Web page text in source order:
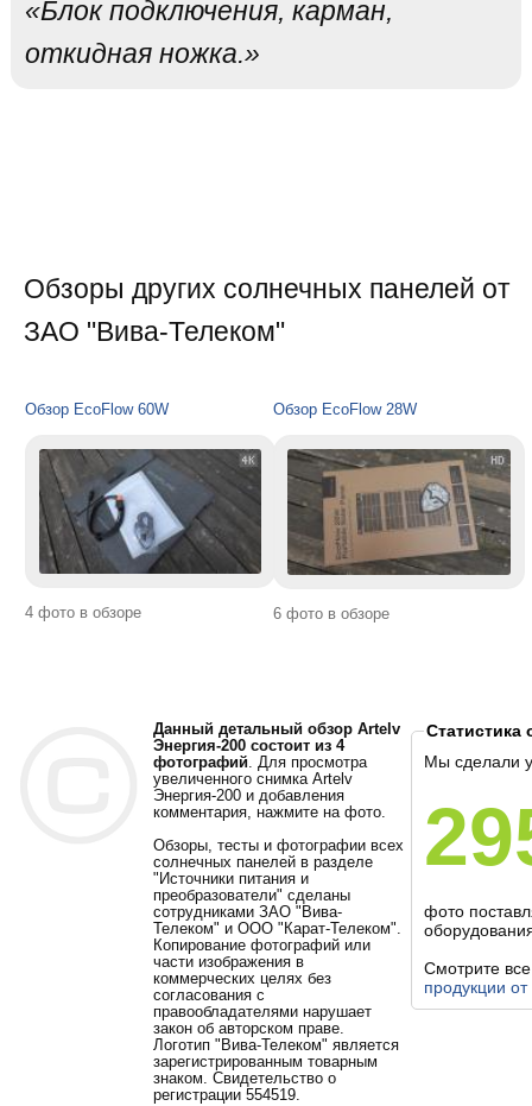
«Блок подключения, карман,
откидная ножка.»
Обзоры других солнечных панелей от
ЗАО "Вива-Телеком"
Обзор EcoFlow 60W
4 фото в обзоре
Обзор EcoFlow 28W
6 фото в обзоре
Данный детальный обзор Artelv
Энергия-200 состоит из 4
фотографий. Для просмотра
увеличенного снимка Artelv
Энергия-200 и добавления
комментария, нажмите на фото.
Обзоры, тесты и фотографии всех
солнечных панелей в разделе
"Источники питания и
преобразователи" сделаны
сотрудниками ЗАО "Вива-
Телеком" и ООО "Карат-Телеком".
Копирование фотографий или
части изображения в
коммерческих целях без
согласования с
правообладателями нарушает
закон об авторском праве.
Логотип "Вива-Телеком" является
зарегистрированным товарным
знаком. Свидетельство о
регистрации 554519.
Статистика
Мы сделали
фото
Смотрите
продукции